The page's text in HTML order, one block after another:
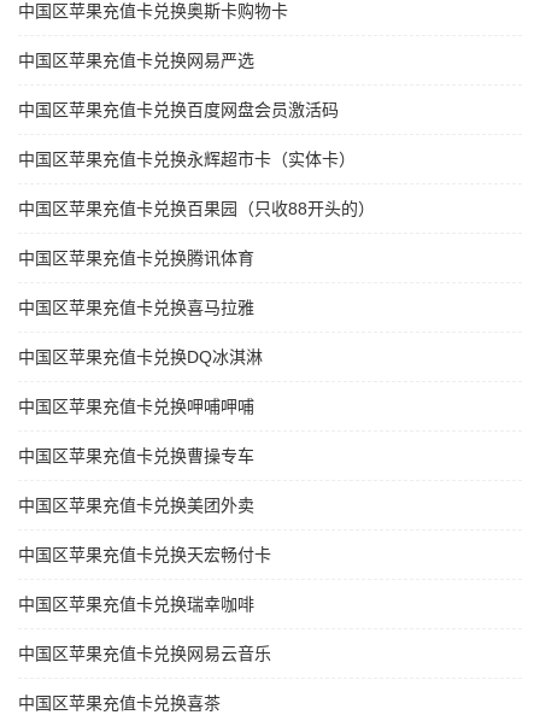
中国区苹果充值卡兑换奥斯卡购物卡
中国区苹果充值卡兑换网易严选
中国区苹果充值卡兑换百度网盘会员激活码
中国区苹果充值卡兑换永辉超市卡（实体卡）
中国区苹果充值卡兑换百果园（只收88开头的）
中国区苹果充值卡兑换腾讯体育
中国区苹果充值卡兑换喜马拉雅
中国区苹果充值卡兑换DQ冰淇淋
中国区苹果充值卡兑换呷哺呷哺
中国区苹果充值卡兑换曹操专车
中国区苹果充值卡兑换美团外卖
中国区苹果充值卡兑换天宏畅付卡
中国区苹果充值卡兑换瑞幸咖啡
中国区苹果充值卡兑换网易云音乐
中国区苹果充值卡兑换喜茶